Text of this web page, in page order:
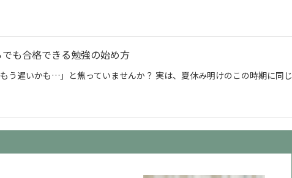
も合格できる勉強の始め方
う遅いかも…」と焦っていませんか？ 実は、夏休み明けのこの時期に同じ